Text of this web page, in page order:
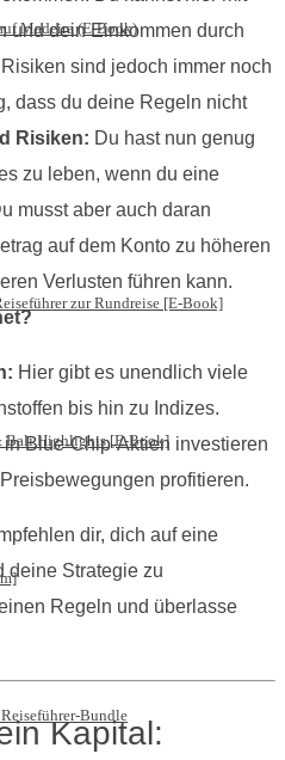
Madeira (E-Book)
zur Rundreise [E-Book]
Bali Highlights [E-Book]
Bundle
und dein Einkommen durch
sind jedoch immer noch
dass du deine Regeln nicht
Risiken: Du hast nun genug
zu leben, wenn du eine
musst aber auch daran
auf dem Konto zu höheren
Verlusten führen kann.
Hier gibt es unendlich viele
bis hin zu Indizes.
in Blue-Chip-Aktien investieren
profitieren.
dir, dich auf eine
deine Strategie zu
Regeln und überlasse
Kapital: